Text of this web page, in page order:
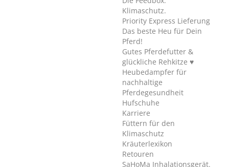
Klimaschutz.
Priority Express Lieferung
Das beste Heu für Dein
Pferd!
Gutes Pferdefutter &
glückliche Rehkitze ♥
Heubedampfer für
nachhaltige
Pferdegesundheit
Hufschuhe
Karriere
Füttern für den
Klimaschutz
Kräuterlexikon
Retouren
SaHoMa Inhalationsgerät.